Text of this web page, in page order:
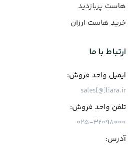
هاست پربازدید
خرید هاست ارزان
ارتباط با ما
ایمیل واحد فروش:
sales[@]liara.ir
تلفن واحد فروش:
۰۲۵-۳۲۰۹۸۰۰۰
آدرس: